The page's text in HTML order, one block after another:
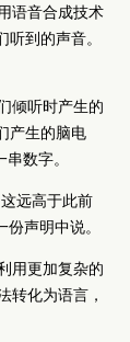
语音合成技术
到的声音。
倾听时产生的
产生的脑电
数字。
远高于此前
声明中说。
用更加复杂的
转化为语言，